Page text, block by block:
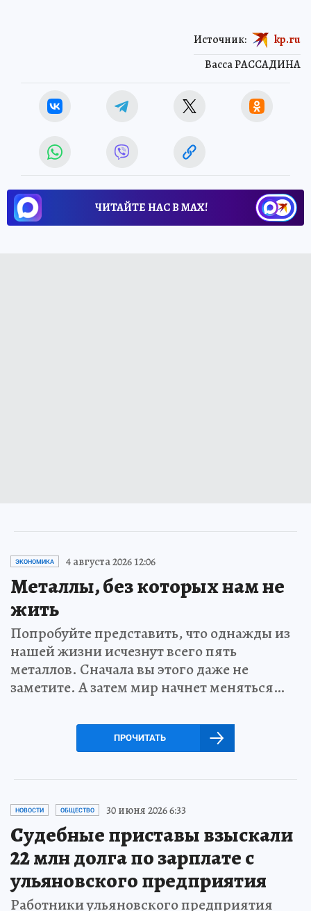
Васса РАССАДИНА
Источник: kp.ru
ЧИТАЙТЕ НАС В МАХ!
ЭКОНОМИКА 4 августа 2026 12:06
Металлы, без которых нам не
жить
Попробуйте представить, что однажды из
нашей жизни исчезнут всего пять
металлов. Сначала вы этого даже не
заметите. А затем мир начнет меняться…
ПРОЧИТАТЬ
НОВОСТИ ОБЩЕСТВО 30 июня 2026 6:33
Судебные приставы взыскали
22 млн долга по зарплате с
ульяновского предприятия
Работники ульяновского предприятия